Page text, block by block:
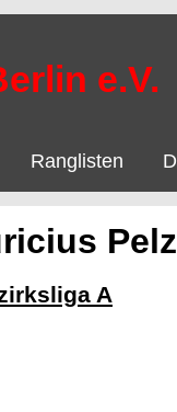
e.V.
Ranglisten
Pelz
A